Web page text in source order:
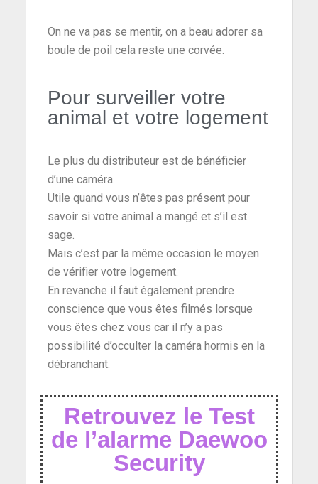
On ne va pas se mentir, on a beau adorer sa
boule de poil cela reste une corvée.
Pour surveiller votre
animal et votre logement
Le plus du distributeur est de bénéficier
d’une caméra.
Utile quand vous n’êtes pas présent pour
savoir si votre animal a mangé et s’il est
sage.
Mais c’est par la même occasion le moyen
de vérifier votre logement.
En revanche il faut également prendre
conscience que vous êtes filmés lorsque
vous êtes chez vous car il n’y a pas
possibilité d’occulter la caméra hormis en la
débranchant.
Retrouvez le Test
de l’alarme Daewoo
Security